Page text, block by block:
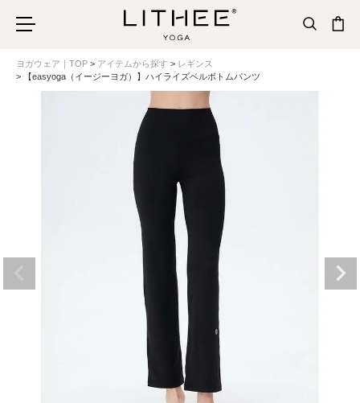
ヨガウェア｜TOP アイテムから探す
レギンス
【easyoga（イージーヨガ）】ハイライズベルボトムパンツ